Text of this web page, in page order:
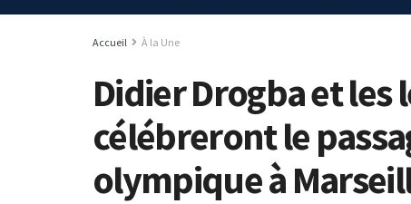
Accueil À la Une
Didier Drogba et les
célébreront le
olympique à